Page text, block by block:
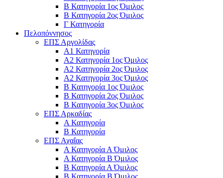
Β Κατηγορία 1ος Όμιλος
Β Κατηγορία 2ος Όμιλος
Γ Κατηγορία
Πελοπόννησος
ΕΠΣ Αργολίδας
Α1 Κατηγορία
Α2 Κατηγορία 1ος Όμιλος
Α2 Κατηγορία 2ος Όμιλος
Α2 Κατηγορία 3ος Όμιλος
Β Κατηγορία 1ος Όμιλος
Β Κατηγορία 2ος Όμιλος
Β Κατηγορία 3ος Όμιλος
ΕΠΣ Αρκαδίας
Α Κατηγορία
Β Κατηγορία
ΕΠΣ Αχαΐας
Α Κατηγορία Α Όμιλος
Α Κατηγορία Β Όμιλος
Β Κατηγορία Α Όμιλος
Β Κατηγορία Β Όμιλος